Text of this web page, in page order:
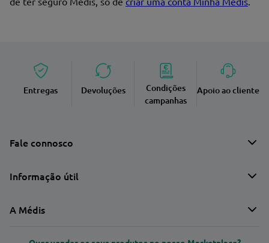
Entregas Devoluções
Condições
campanhas
Apoio ao cliente
Fale connosco
Informação útil
A Médis